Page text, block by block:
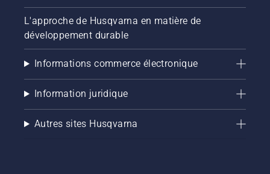
L'approche de Husqvarna en matière de
développement durable
Informations commerce électronique
Information juridique
Autres sites Husqvarna